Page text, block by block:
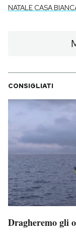
NATALE CASA
CONSIGLIATI
Dragheremo gli